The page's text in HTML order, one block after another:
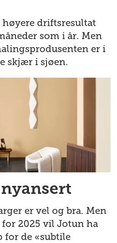
driftsresultat
som i år. Men
er i
skjær i sjøen.
er vel og bra. Men
2025 vil Jotun ha
for de «subtile